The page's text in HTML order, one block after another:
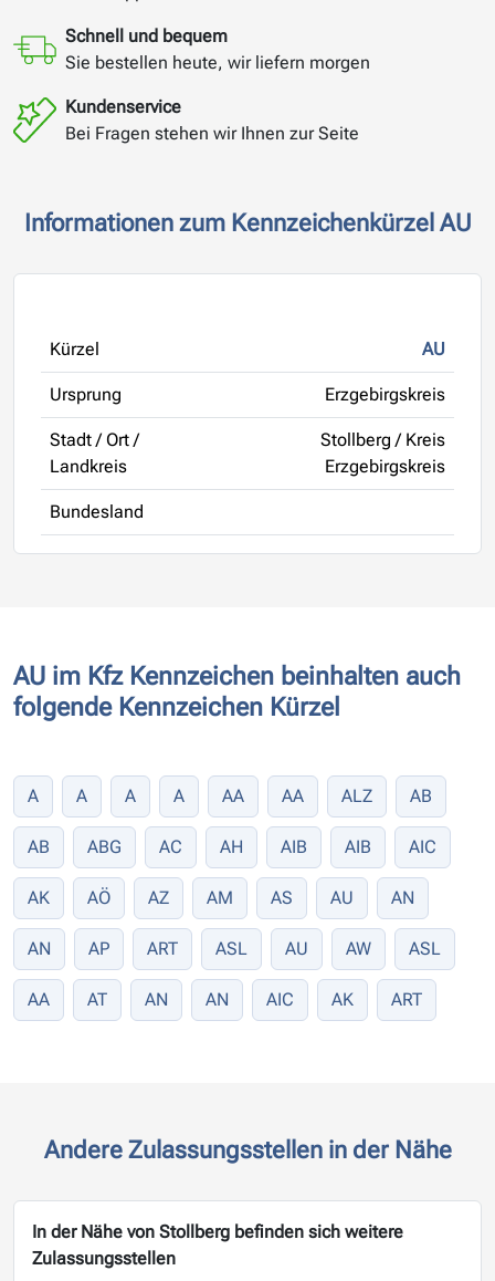
Schnell und bequem
Sie bestellen heute, wir liefern morgen
Kundenservice
Bei Fragen stehen wir Ihnen zur Seite
Informationen zum Kennzeichenkürzel AU
Kürzel AU
Ursprung Erzgebirgskreis
Stadt / Ort /
Landkreis
Stollberg / Kreis
Erzgebirgskreis
Bundesland
AU im Kfz Kennzeichen beinhalten auch
folgende Kennzeichen Kürzel
A A A A AA AA ALZ AB
AB ABG AC AH AIB AIB AIC
AK AÖ AZ AM AS AU AN
AN AP ART ASL AU AW ASL
AA AT AN AN AIC AK ART
Andere Zulassungsstellen in der Nähe
In der Nähe von Stollberg befinden sich weitere
Zulassungsstellen